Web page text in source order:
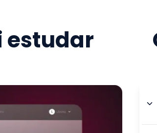
estudar